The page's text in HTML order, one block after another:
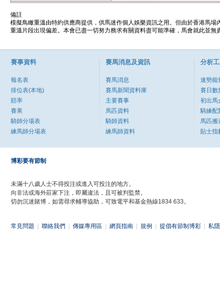
備註
模擬鳥瞰重溫由特約供應商提供，供馬迷作個人娛樂資訊之用。但由於香港馬
重溫片段出現偏差。本會已盡一切努力務求有關資料盡可能準確，馬會就此並
賽事資料
報名表
排位表(本地)
賠率
賽果
騎師分場表
練馬師分場表
賽馬消息及資訊
賽馬消息
賽馬新聞資料庫
主要賽事
馬匹資料
騎師資料
練馬師資料
分析
速勢能
賽日數
初出馬
騎練配
馬匹搬
貼士指
博彩要有節制
未滿十八歲人士不得投注或進入可投注的地方。
向非法或海外莊家下注，即屬違法，且可被判監禁。
切勿沉迷賭博，如需尋求輔導協助，可致電平和基金熱線1834 633。
常見問題 聯絡我們 傳媒專用區 網頁指南 規例 提倡有節制博彩 私